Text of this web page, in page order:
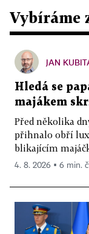
Vybíráme
JAN
Hledá se
majákem
Před několika
přihnalo obří
blikajícím
4. 8. 2026 ▪ 6 min.